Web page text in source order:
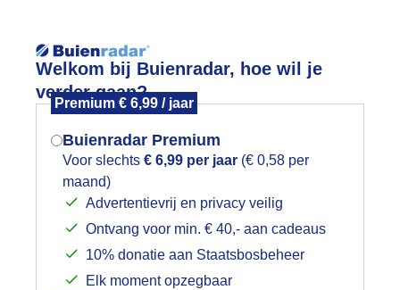
Welkom bij Buienradar, hoe wil je
verder gaan?
Premium € 6,99 / jaar
Buienradar Premium
Voor slechts € 6,99 per jaar (€ 0,58 per
maand)
Advertentievrij en privacy veilig
Ontvang voor min. € 40,- aan cadeaus
10% donatie aan Staatsbosbeheer
Elk moment opzegbaar
Foto en video Weerzine
Mogen we je locatie gebruiken voor
het weer?